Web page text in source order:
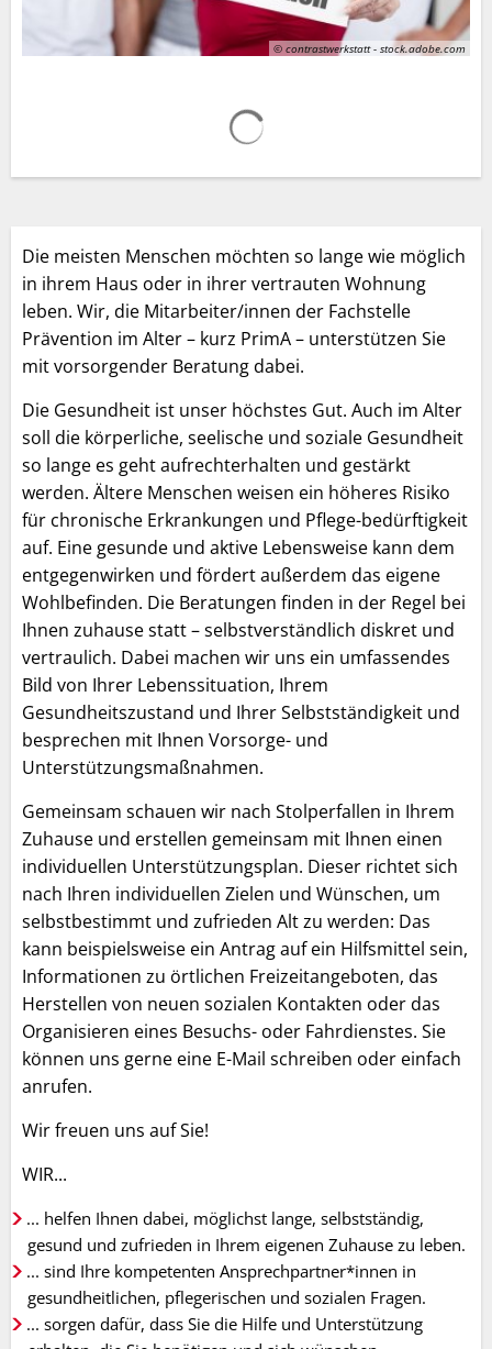
© contrastwerkstatt - stock.adobe.com
Die meisten Menschen möchten so lange wie möglich
in ihrem Haus oder in ihrer vertrauten Wohnung
leben. Wir, die Mitarbeiter/innen der Fachstelle
Prävention im Alter – kurz PrimA – unterstützen Sie
mit vorsorgender Beratung dabei.
Die Gesundheit ist unser höchstes Gut. Auch im Alter
soll die körperliche, seelische und soziale Gesundheit
so lange es geht aufrechterhalten und gestärkt
werden. Ältere Menschen weisen ein höheres Risiko
für chronische Erkrankungen und Pflege-bedürftigkeit
auf. Eine gesunde und aktive Lebensweise kann dem
entgegenwirken und fördert außerdem das eigene
Wohlbefinden. Die Beratungen finden in der Regel bei
Ihnen zuhause statt – selbstverständlich diskret und
vertraulich. Dabei machen wir uns ein umfassendes
Bild von Ihrer Lebenssituation, Ihrem
Gesundheitszustand und Ihrer Selbstständigkeit und
besprechen mit Ihnen Vorsorge- und
Unterstützungsmaßnahmen.
Gemeinsam schauen wir nach Stolperfallen in Ihrem
Zuhause und erstellen gemeinsam mit Ihnen einen
individuellen Unterstützungsplan. Dieser richtet sich
nach Ihren individuellen Zielen und Wünschen, um
selbstbestimmt und zufrieden Alt zu werden: Das
kann beispielsweise ein Antrag auf ein Hilfsmittel sein,
Informationen zu örtlichen Freizeitangeboten, das
Herstellen von neuen sozialen Kontakten oder das
Organisieren eines Besuchs- oder Fahrdienstes. Sie
können uns gerne eine E-Mail schreiben oder einfach
anrufen.
Wir freuen uns auf Sie!
WIR...
... helfen Ihnen dabei, möglichst lange, selbstständig,
gesund und zufrieden in Ihrem eigenen Zuhause zu leben.
... sind Ihre kompetenten Ansprechpartner*innen in
gesundheitlichen, pflegerischen und sozialen Fragen.
... sorgen dafür, dass Sie die Hilfe und Unterstützung